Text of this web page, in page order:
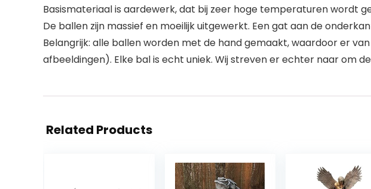
Basismateriaal is aardewerk, dat bij zeer hoge temperaturen wordt
De ballen zijn massief en moeilijk uitgewerkt. Een gat aan de
Belangrijk: alle ballen worden met de hand gemaakt, waardoor er
afbeeldingen). Elke bal is echt uniek. Wij streven er echter naar om
Related Products